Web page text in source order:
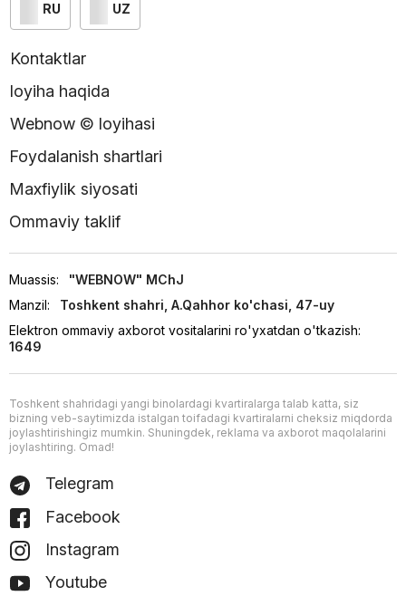
RU UZ
Kontaktlar
loyiha haqida
Webnow © loyihasi
Foydalanish shartlari
Maxfiylik siyosati
Ommaviy taklif
Muassis:
"WEBNOW" MChJ
Manzil:
Toshkent shahri, A.Qahhor ko'chasi, 47-uy
Elektron ommaviy axborot vositalarini ro'yxatdan o'tkazish:
1649
Toshkent shahridagi yangi binolardagi kvartiralarga talab katta, siz
bizning veb-saytimizda istalgan toifadagi kvartiralarni cheksiz miqdorda
joylashtirishingiz mumkin. Shuningdek, reklama va axborot maqolalarini
joylashtiring. Omad!
Telegram
Facebook
Instagram
Youtube